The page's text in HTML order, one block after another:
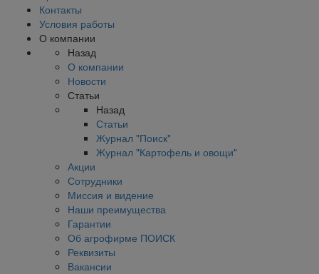
Контакты
Условия работы
О компании
Назад
О компании
Новости
Статьи
Назад
Статьи
Журнал "Поиск"
Журнал "Картофель и овощи"
Акции
Сотрудники
Миссия и видение
Наши преимущества
Гарантии
Об агрофирме ПОИСК
Реквизиты
Вакансии